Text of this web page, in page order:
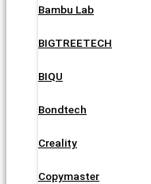
Bambu Lab
BIGTREETECH
BIQU
Bondtech
Creality
Copymaster